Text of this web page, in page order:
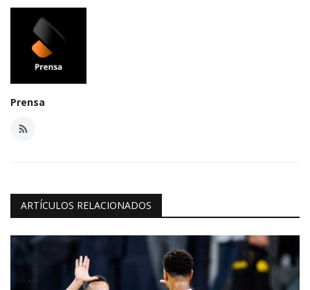
Prensa
ARTÍCULOS RELACIONADOS